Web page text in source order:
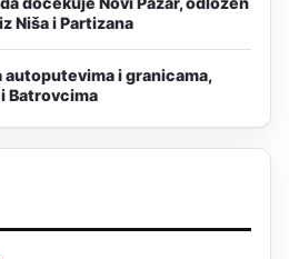
Niša i Partizana
autoputevima i granicama,
Batrovcima